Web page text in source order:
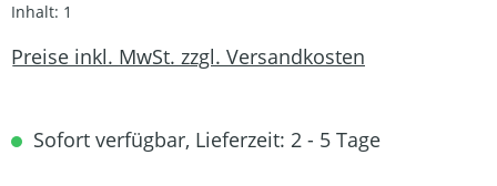
Inhalt: 1
Preise inkl. MwSt. zzgl. Versandkosten
Sofort verfügbar, Lieferzeit: 2 - 5 Tage